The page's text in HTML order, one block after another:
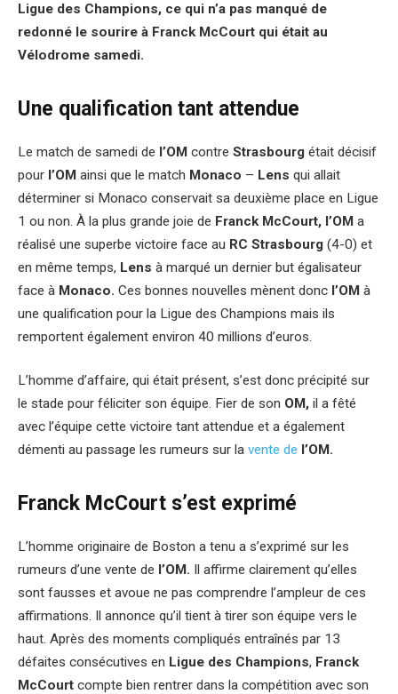
Ligue des Champions, ce qui n’a pas manqué de
redonné le sourire à Franck McCourt qui était au
Vélodrome samedi.
Une qualification tant attendue
Le match de samedi de l’OM contre Strasbourg était décisif
pour l’OM ainsi que le match Monaco – Lens qui allait
déterminer si Monaco conservait sa deuxième place en Ligue
1 ou non. À la plus grande joie de Franck McCourt, l’OM a
réalisé une superbe victoire face au RC Strasbourg (4-0) et
en même temps, Lens à marqué un dernier but égalisateur
face à Monaco. Ces bonnes nouvelles mènent donc l’OM à
une qualification pour la Ligue des Champions mais ils
remportent également environ 40 millions d’euros.
L’homme d’affaire, qui était présent, s’est donc précipité sur
le stade pour féliciter son équipe. Fier de son OM, il a fêté
avec l’équipe cette victoire tant attendue et a également
démenti au passage les rumeurs sur la vente de l’OM.
Franck McCourt s’est exprimé
L’homme originaire de Boston a tenu a s’exprimé sur les
rumeurs d’une vente de l’OM. Il affirme clairement qu’elles
sont fausses et avoue ne pas comprendre l’ampleur de ces
affirmations. Il annonce qu’il tient à tirer son équipe vers le
haut. Après des moments compliqués entraînés par 13
défaites consécutives en Ligue des Champions, Franck
McCourt compte bien rentrer dans la compétition avec son